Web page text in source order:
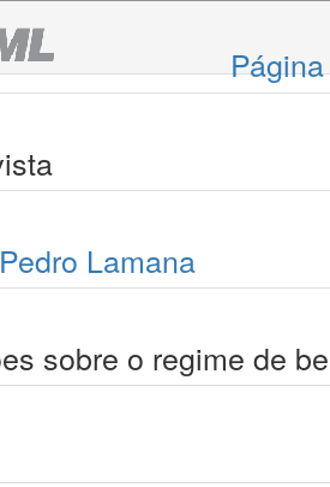
Lamana
sobre o regime de